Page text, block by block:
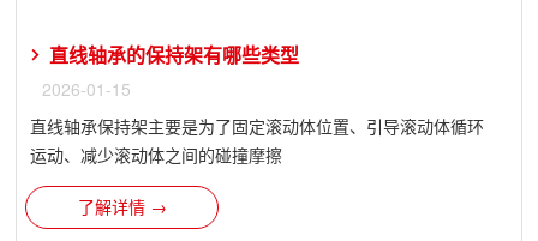
直线轴承的保持架有哪些类型
2026-01-15
直线轴承保持架主要是为了固定滚动体位置、引导滚动体循环
运动、减少滚动体之间的碰撞摩擦
了解详情 →